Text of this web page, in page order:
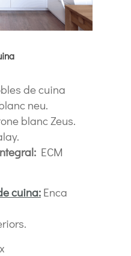
de cuina
neu.
blanc Zeus.
ECM
cuina: Enca